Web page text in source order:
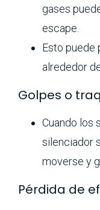
gases
escape.
Esto puede
alrededor
Golpes o
Cuando los
silenciador
moverse y
Pérdida de